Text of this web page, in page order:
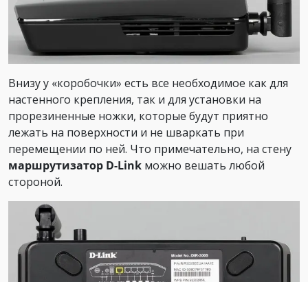
Внизу у «коробочки» есть все необходимое как для
настенного крепления, так и для установки на
прорезиненные ножки, которые будут приятно
лежать на поверхности и не шваркать при
перемещении по ней. Что примечательно, на стену
маршрутизатор D-Link можно вешать любой
стороной.